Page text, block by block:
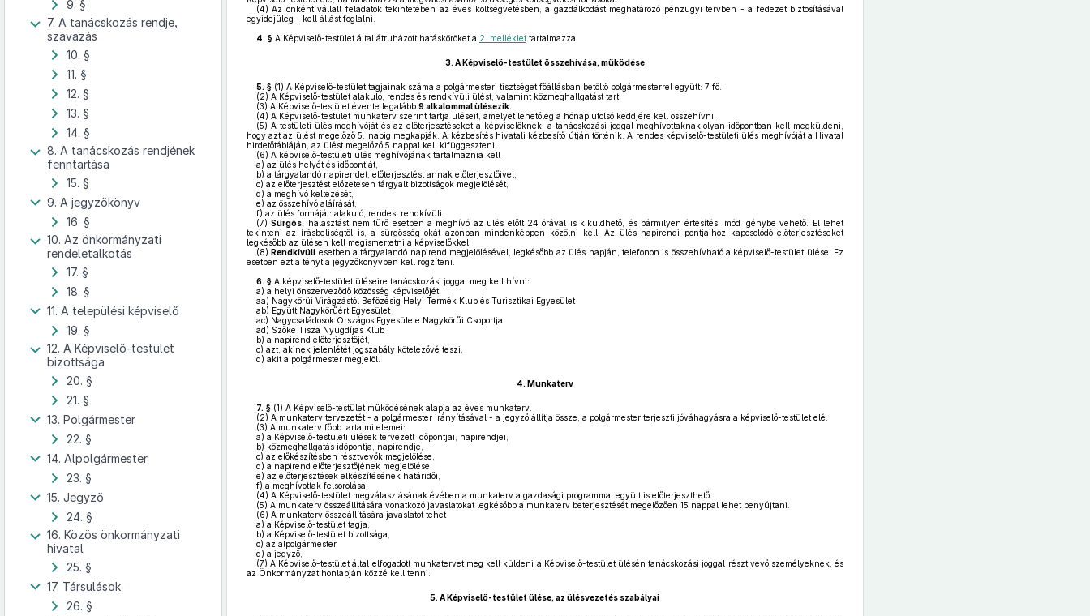
9. §
7. A tanácskozás rendje,
szavazás
10. §
11. §
12. §
13. §
14. §
8. A tanácskozás rendjének
fenntartása
15. §
9. A jegyzőkönyv
16. §
10. Az önkormányzati
rendeletalkotás
17. §
18. §
11. A települési képviselő
19. §
12. A Képviselő-testület
bizottsága
20. §
21. §
13. Polgármester
22. §
14. Alpolgármester
23. §
15. Jegyző
24. §
16. Közös önkormányzati
hivatal
25. §
17. Társulások
26. §
(4) Az önként vállalt feladatok tekintetében az éves költségvetésben, a gazdálkodást meghatározó pénzügyi tervben - a fedezet biztosításával
egyidejűleg - kell állást foglalni.
4. §A Képviselő-testület által átruházott hatásköröket a 2. melléklettartalmazza.
3. A Képviselő-testület összehívása, működése
5. §(1) A Képviselő-testület tagjainak száma a polgármesteri tisztséget főállásban betöltő polgármesterrel együtt: 7 fő.
(2) A Képviselő-testület alakuló, rendes és rendkívüli ülést, valamint közmeghallgatást tart.
(3) A Képviselő-testület évente legalább 9 alkalommal ülésezik.
(4) A Képviselő-testület munkaterv szerint tartja üléseit, amelyet lehetőleg a hónap utolsó keddjére kell összehívni.
(5) A testületi ülés meghívóját és az előterjesztéseket a képviselőknek, a tanácskozási joggal meghívottaknak olyan időpontban kell megküldeni,
hogy azt az ülést megelőző 5. napig megkapják. A kézbesítés hivatali kézbesítő útján történik. A rendes képviselő-testületi ülés meghívóját a Hivatal
hirdetőtábláján, az ülést megelőző 5 nappal kell kifüggeszteni.
(6) A képviselő-testületi ülés meghívójának tartalmaznia kell
a) az ülés helyét és időpontját,
b) a tárgyalandó napirendet, előterjesztést annak előterjesztőivel,
c) az előterjesztést előzetesen tárgyalt bizottságok megjelölését,
d) a meghívó keltezését,
e) az összehívó aláírását,
f) az ülés formáját: alakuló, rendes, rendkívüli.
(7) Sürgős, halasztást nem tűrő esetben a meghívó az ülés előtt 24 órával is kiküldhető, és bármilyen értesítési mód igénybe vehető. El lehet
tekinteni az írásbeliségtől is, a sürgősség okát azonban mindenképpen közölni kell. Az ülés napirendi pontjaihoz kapcsolódó előterjesztéseket
legkésőbb az ülésen kell megismertetni a képviselőkkel.
(8) Rendkívüli esetben a tárgyalandó napirend megjelölésével, legkésőbb az ülés napján, telefonon is összehívható a képviselő-testület ülése. Ez
esetben ezt a tényt a jegyzőkönyvben kell rögzíteni.
6. §A képviselő-testület üléseire tanácskozási joggal meg kell hívni:
a) a helyi önszerveződő közösség képviselőjét:
aa) Nagykörűi Virágzástól Befőzésig Helyi Termék Klub és Turisztikai Egyesület
ab) Együtt Nagykörűért Egyesület
ac) Nagycsaládosok Országos Egyesülete Nagykörűi Csoportja
ad) Szőke Tisza Nyugdíjas Klub
b) a napirend előterjesztőjét,
c) azt, akinek jelenlétét jogszabály kötelezővé teszi,
d) akit a polgármester megjelöl.
4. Munkaterv
7. §(1) A Képviselő-testület működésének alapja az éves munkaterv.
(2) A munkaterv tervezetét - a polgármester irányításával - a jegyző állítja össze, a polgármester terjeszti jóváhagyásra a képviselő-testület elé.
(3) A munkaterv főbb tartalmi elemei:
a) a Képviselő-testületi ülések tervezett időpontjai, napirendjei,
b) közmeghallgatás időpontja, napirendje,
c) az előkészítésben résztvevők megjelölése,
d) a napirend előterjesztőjének megjelölése,
e) az előterjesztések elkészítésének határidői,
f) a meghívottak felsorolása.
(4) A Képviselő-testület megválasztásának évében a munkaterv a gazdasági programmal együtt is előterjeszthető.
(5) A munkaterv összeállítására vonatkozó javaslatokat legkésőbb a munkaterv beterjesztését megelőzően 15 nappal lehet benyújtani.
(6) A munkaterv összeállítására javaslatot tehet
a) a Képviselő-testület tagja,
b) a Képviselő-testület bizottsága,
c) az alpolgármester,
d) a jegyző,
(7) A Képviselő-testület által elfogadott munkatervet meg kell küldeni a Képviselő-testület ülésén tanácskozási joggal részt vevő személyeknek, és
az Önkormányzat honlapján közzé kell tenni.
5. A Képviselő-testület ülése, az ülésvezetés szabályai